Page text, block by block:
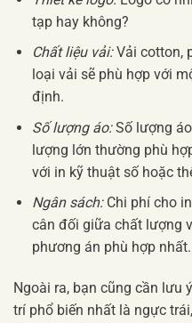
tạp hay không?
Chất liệu vải:Vải cotton,
loại vải sẽ phù hợp với
định.
Số lượng áo:Số lượng
lượng lớn thường phù
với in kỹ thuật số hoặc
Ngân sách:Chi phí cho
cân đối giữa chất lượng
phương án phù hợp nhất.
Ngoài ra, bạn cũng cần lưu
trí phổ biến nhất là ngực